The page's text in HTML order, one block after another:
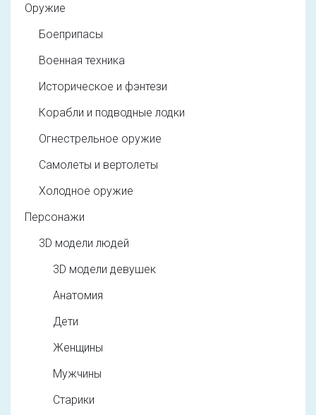
Оружие
Боеприпасы
Военная техника
Историческое и фэнтези
Корабли и подводные лодки
Огнестрельное оружие
Самолеты и вертолеты
Холодное оружие
Персонажи
3D модели людей
3D модели девушек
Анатомия
Дети
Женщины
Мужчины
Старики